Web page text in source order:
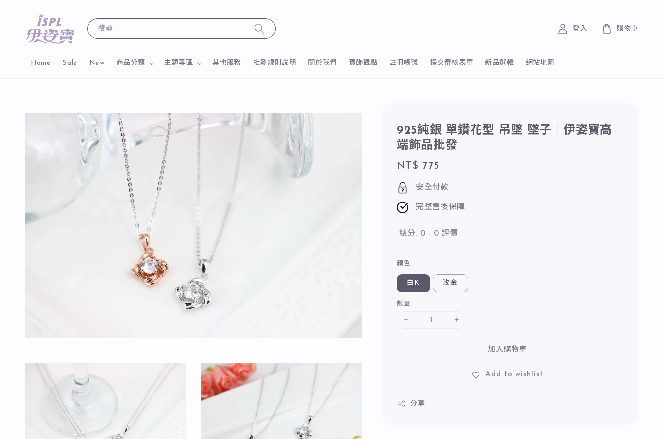
搜尋
Home Sale New 商品分類 主題專區 其他服務 批發規則說明 關於我們 寶飾觀點 註冊帳號 提交審核表單 新品選輯 網站地圖
登入 購物車
925純銀 單鑽花型 吊墜 墜子｜伊姿寶高
端飾品批發
Regular
price
NT$ 775
安全付款
完整售後保障
總分: 0 - 0 評價
顏色
白K 玫金
數量
加入購物車
Add to wishlist
分享